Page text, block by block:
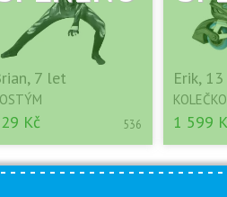
7 let
Kč 536
Erik,
1 599